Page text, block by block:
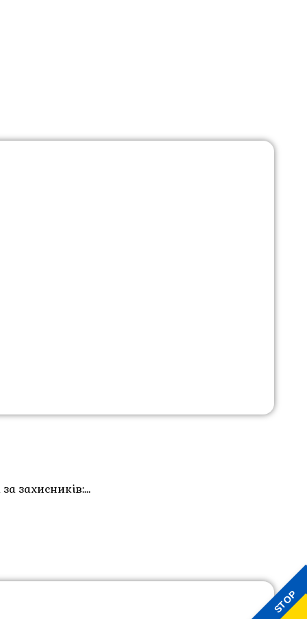
STOP
захисників:…